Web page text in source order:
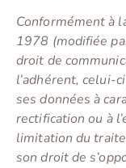
Conformément à
1978 (modifiée
droit de
l’adhérent, celui-
ses données à
rectification ou à
limitation du
son droit de